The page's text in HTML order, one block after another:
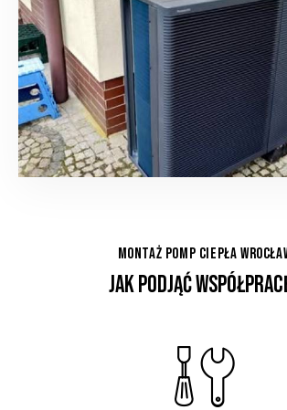
MONTAŻ POMP CIEPŁA
JAK PODJĄĆ